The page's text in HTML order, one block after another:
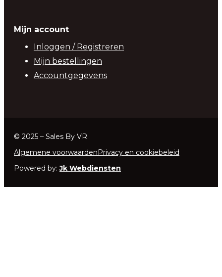
Mijn account
Inloggen / Registreren
Mijn bestellingen
Accountgegevens
© 2025 – Sales By VR
Algemene voorwaarden Privacy en cookiebeleid
Powered by:Jk Webdiensten